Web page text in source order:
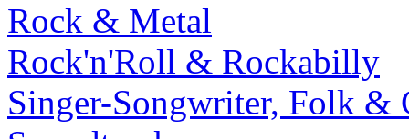
Rock & Metal
Rock'n'Roll & Rockabilly
Singer-Songwriter, Folk &